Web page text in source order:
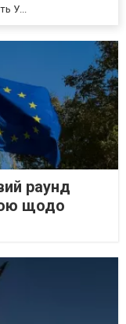
У...
раунд
щодо